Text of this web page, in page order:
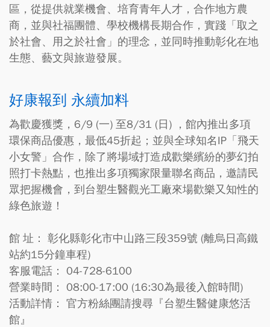
區，從提供就業機會、培育青年人才，合作地方農
商，並與社福團體、學校機構長期合作，實踐「取之
於社會、用之於社會」的理念，並同時推動彰化在地
生態、藝文與旅遊發展。
好康報到 永續加料
為歡慶獲獎，6/9 (一) 至8/31 (日) ，館內推出多項
環保商品優惠，最低45折起；並與全球知名IP「飛天
小女警」合作，除了將場域打造成歡樂繽紛的夢幻拍
照打卡熱點，也推出多項獨家限量聯名商品，邀請民
眾把握機會，到台塑生醫觀光工廠來場歡樂又知性的
綠色旅遊！
館 址： 彰化縣彰化市中山路三段359號 (離烏日高鐵
站約15分鐘車程)
客服電話： 04-728-6100
營業時間： 08:00-17:00 (16:30為最後入館時間)
活動詳情： 官方粉絲團請搜尋『台塑生醫健康悠活
館』